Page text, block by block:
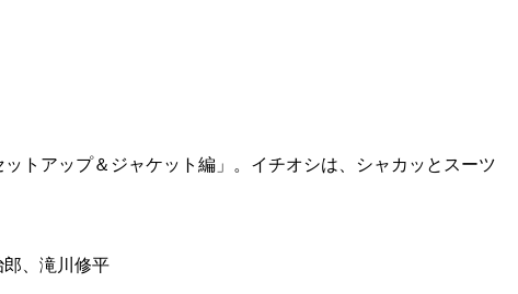
トアップ＆ジャケット編」。イチオシは、シャカッとスーツ
、滝川修平